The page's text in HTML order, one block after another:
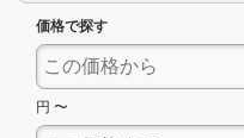
価格で探す
円 〜